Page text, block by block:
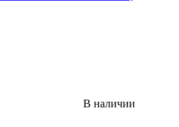
В наличии